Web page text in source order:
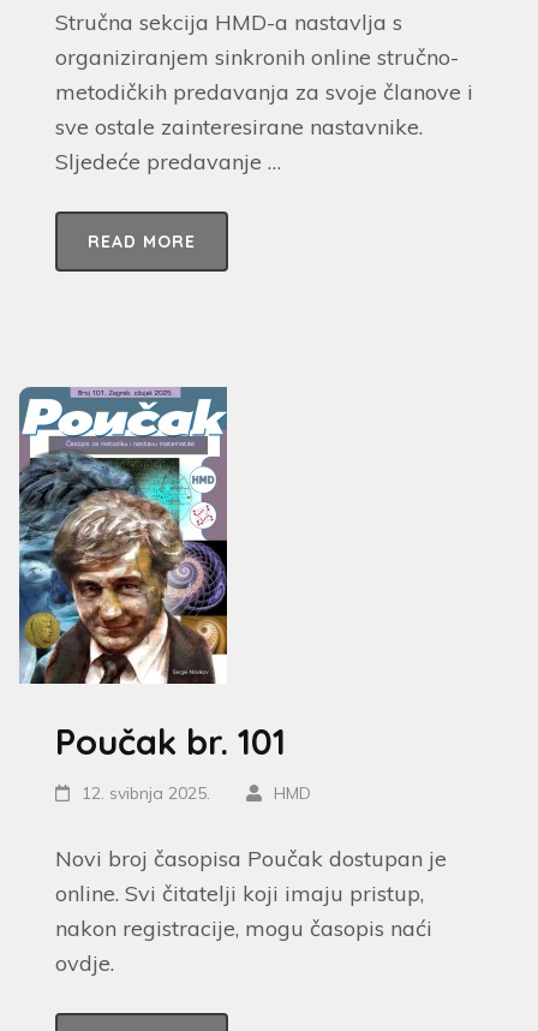
Stručna sekcija HMD-a nastavlja s
organiziranjem sinkronih online stručno-
metodičkih predavanja za svoje članove i
sve ostale zainteresirane nastavnike.
Sljedeće predavanje …
READ MORE
Poučak br. 101
12. svibnja 2025. HMD
Novi broj časopisa Poučak dostupan je
online. Svi čitatelji koji imaju pristup,
nakon registracije, mogu časopis naći
ovdje.